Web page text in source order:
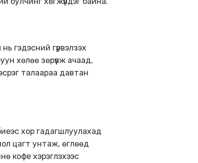
гэдэсний гүрвэлзэх
хөлөө зөрүүлж ачаад,
талаараа давтан
хор гадагшлуулахад
цагт унтаж, өглөөд
кофе хэрэглэхээс